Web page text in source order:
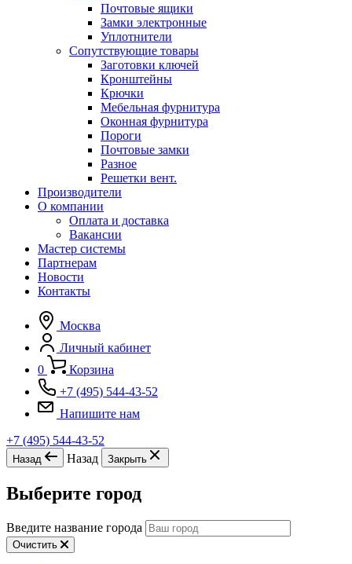
Почтовые ящики
Замки электронные
Уплотнители
Сопутствующие товары
Заготовки ключей
Кронштейны
Крючки
Мебельная фурнитура
Оконная фурнитура
Пороги
Почтовые замки
Разное
Решетки вент.
Производители
О компании
Оплата и доставка
Вакансии
Мастер системы
Партнерам
Новости
Контакты
Москва
Личный кабинет
0
Корзина
+7 (495) 544-43-52
Напишите нам
+7 (495) 544-43-52
Назад Назад Закрыть
Выберите город
Введите название города
Очистить